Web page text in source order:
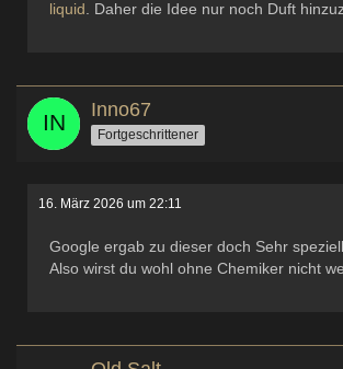
liquid . Daher die Idee nur noch Duft
Inno67
Fortgeschrittener
16. März 2026 um 22:11
Google ergab zu dieser doch Sehr
Also wirst du wohl ohne Chemiker nicht